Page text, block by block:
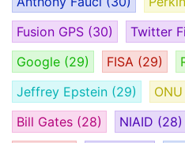
Fusion GPS (30) Twitter
Google (29) FISA (29)
Jeffrey Epstein (29) ONU
Bill Gates (28) NIAID (28)